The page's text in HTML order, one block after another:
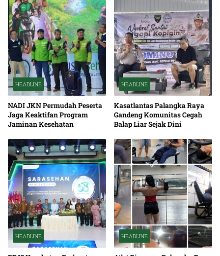
HEADLINE
NADI JKN Permudah Peserta
Jaga Keaktifan Program
Jaminan Kesehatan
HEADLINE
Kasatlantas Palangka Raya
Gandeng Komunitas Cegah
Balap Liar Sejak Dini
HEADLINE HEADLINE